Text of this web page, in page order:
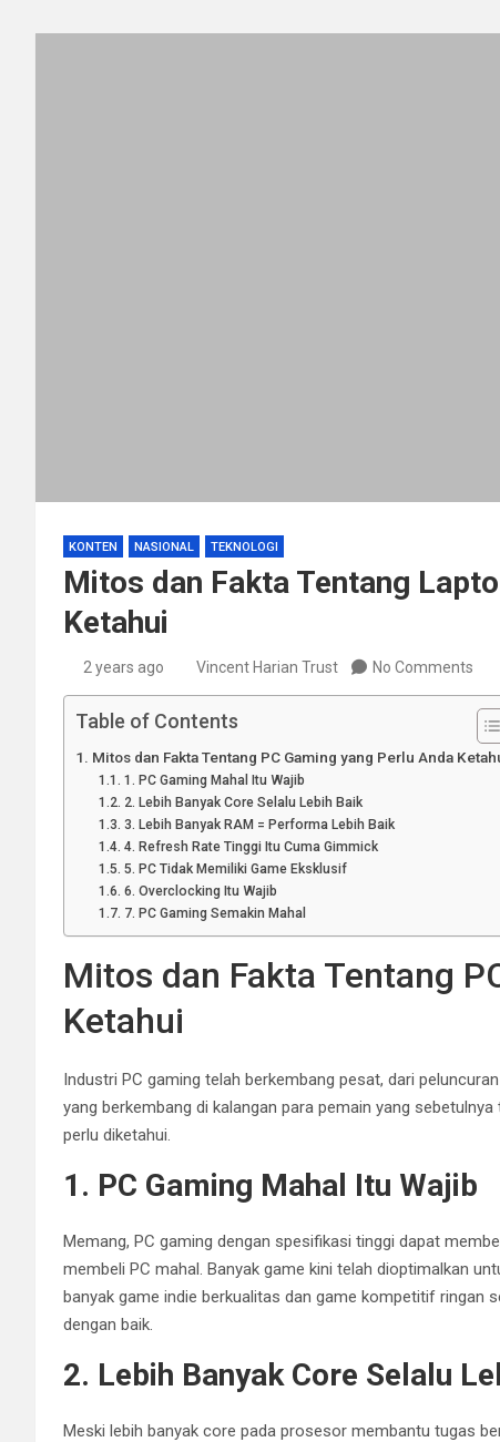
KONTEN NASIONAL TEKNOLOGI
Mitos dan Fakta Tentang
Ketahui
2 years ago Vincent Harian Trust No Comments
Table of Contents
Mitos dan Fakta Tentang PC Gaming yang Perlu Anda
1. PC Gaming Mahal Itu Wajib
2. Lebih Banyak Core Selalu Lebih Baik
3. Lebih Banyak RAM = Performa Lebih Baik
4. Refresh Rate Tinggi Itu Cuma Gimmick
5. PC Tidak Memiliki Game Eksklusif
6. Overclocking Itu Wajib
7. PC Gaming Semakin Mahal
Mitos dan Fakta Tentang
Ketahui
Industri PC gaming telah berkembang pesat, dari
yang berkembang di kalangan para pemain yang
perlu diketahui.
1. PC Gaming Mahal Itu Wajib
Memang, PC gaming dengan spesifikasi tinggi dapat
membeli PC mahal. Banyak game kini telah dioptimalkan
banyak game indie berkualitas dan game kompetitif ringan
dengan baik.
2. Lebih Banyak Core Selalu
Meski lebih banyak core pada prosesor membantu tugas